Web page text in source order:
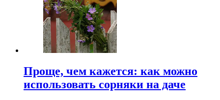
Проще, чем кажется: как можно
использовать сорняки на даче